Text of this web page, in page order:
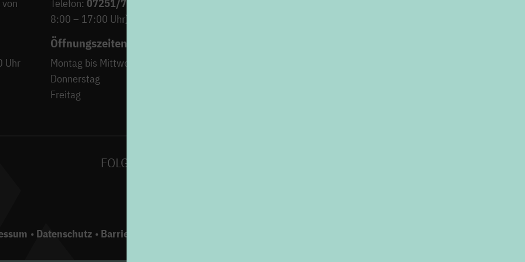
Uhr
Telefon:07251/706-222
8:00 – 17:00 Uhr)
Öffnungszeiten
Montag bis Mittwoch
Donnerstag
Freitag
FOLGEN SIE UNS AUF
Datenschutz Barrierefreiheit